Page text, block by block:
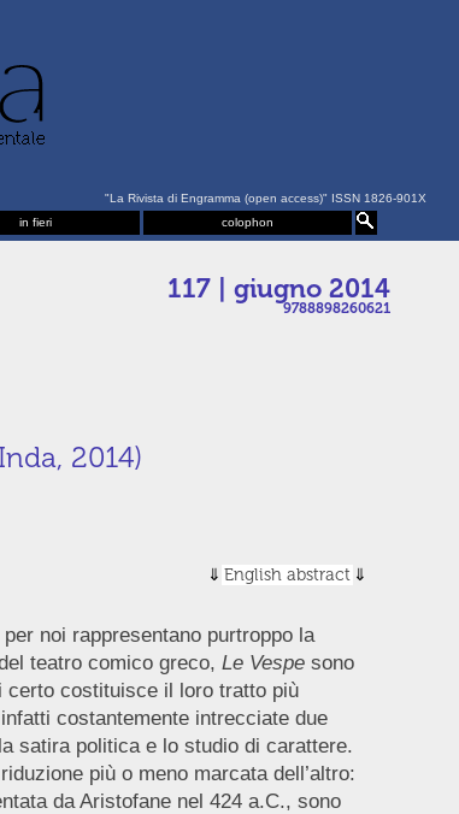
"La Rivista di Engramma (open access)" ISSN 1826-901X
in fieri colophon
117 | giugno 2014
9788898260621
2014)
English abstract
noi rappresentano purtroppo la
teatro comico greco, Le Vespesono
certo costituisce il loro tratto più
costantemente intrecciate due
satira politica e lo studio di carattere.
più o meno marcata dell’altro:
da Aristofane nel 424 a.C., sono